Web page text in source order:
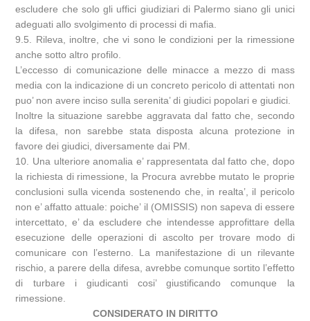
escludere che solo gli uffici giudiziari di Palermo siano gli unici
adeguati allo svolgimento di processi di mafia.
9.5. Rileva, inoltre, che vi sono le condizioni per la rimessione
anche sotto altro profilo.
L’eccesso di comunicazione delle minacce a mezzo di mass
media con la indicazione di un concreto pericolo di attentati non
puo’ non avere inciso sulla serenita’ di giudici popolari e giudici.
Inoltre la situazione sarebbe aggravata dal fatto che, secondo
la difesa, non sarebbe stata disposta alcuna protezione in
favore dei giudici, diversamente dai PM.
10. Una ulteriore anomalia e’ rappresentata dal fatto che, dopo
la richiesta di rimessione, la Procura avrebbe mutato le proprie
conclusioni sulla vicenda sostenendo che, in realta’, il pericolo
non e’ affatto attuale: poiche’ il (OMISSIS) non sapeva di essere
intercettato, e’ da escludere che intendesse approfittare della
esecuzione delle operazioni di ascolto per trovare modo di
comunicare con l’esterno. La manifestazione di un rilevante
rischio, a parere della difesa, avrebbe comunque sortito l’effetto
di turbare i giudicanti cosi’ giustificando comunque la
rimessione.
CONSIDERATO IN DIRITTO